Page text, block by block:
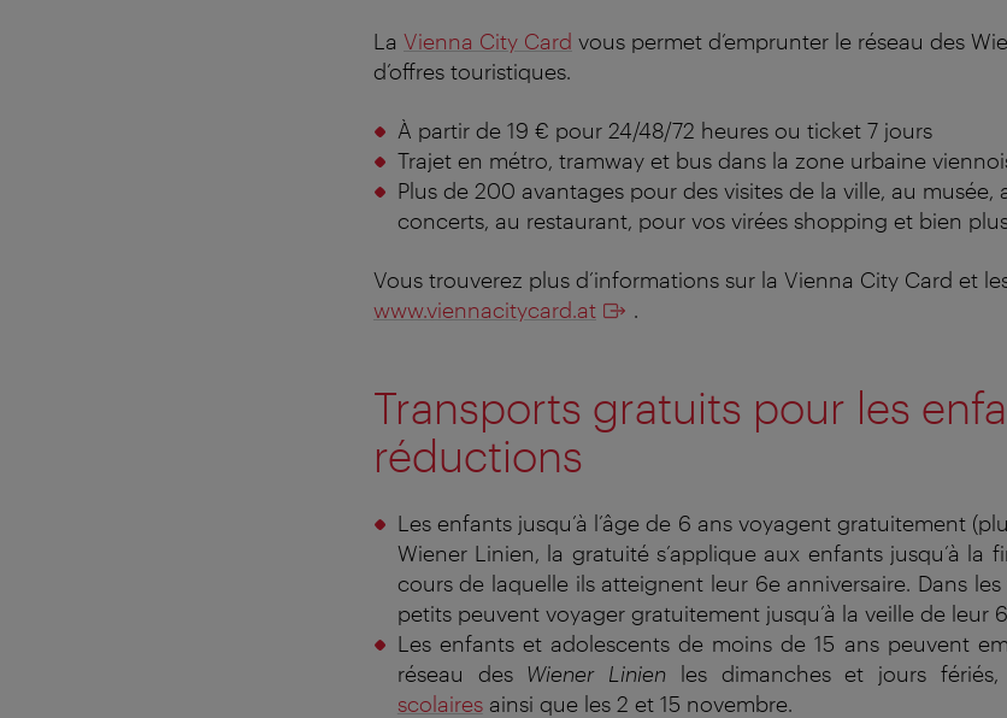
La Vienna City Card vous permet d’emprunter le réseau des
d’offres touristiques.
À partir de 19 € pour 24/48/72 heures ou ticket 7 jours
Trajet en métro, tramway et bus dans la zone urbaine
Plus de 200 avantages pour des visites de la ville, au
concerts, au restaurant, pour vos virées shopping et bien
Vous trouverez plus d’informations sur la Vienna City Card et
www.viennacitycard.at
.
Transports gratuits pour les
réductions
Les enfants jusqu’à l’âge de 6 ans voyagent gratuitement
Wiener Linien, la gratuité s’applique aux enfants jusqu’à la
cours de laquelle ils atteignent leur 6e anniversaire. Dans les
petits peuvent voyager gratuitement jusqu’à la veille de leur
Les enfants et adolescents de moins de 15 ans peuvent
réseau des Wiener Linien les dimanches et jours
scolairesainsi que les 2 et 15 novembre.